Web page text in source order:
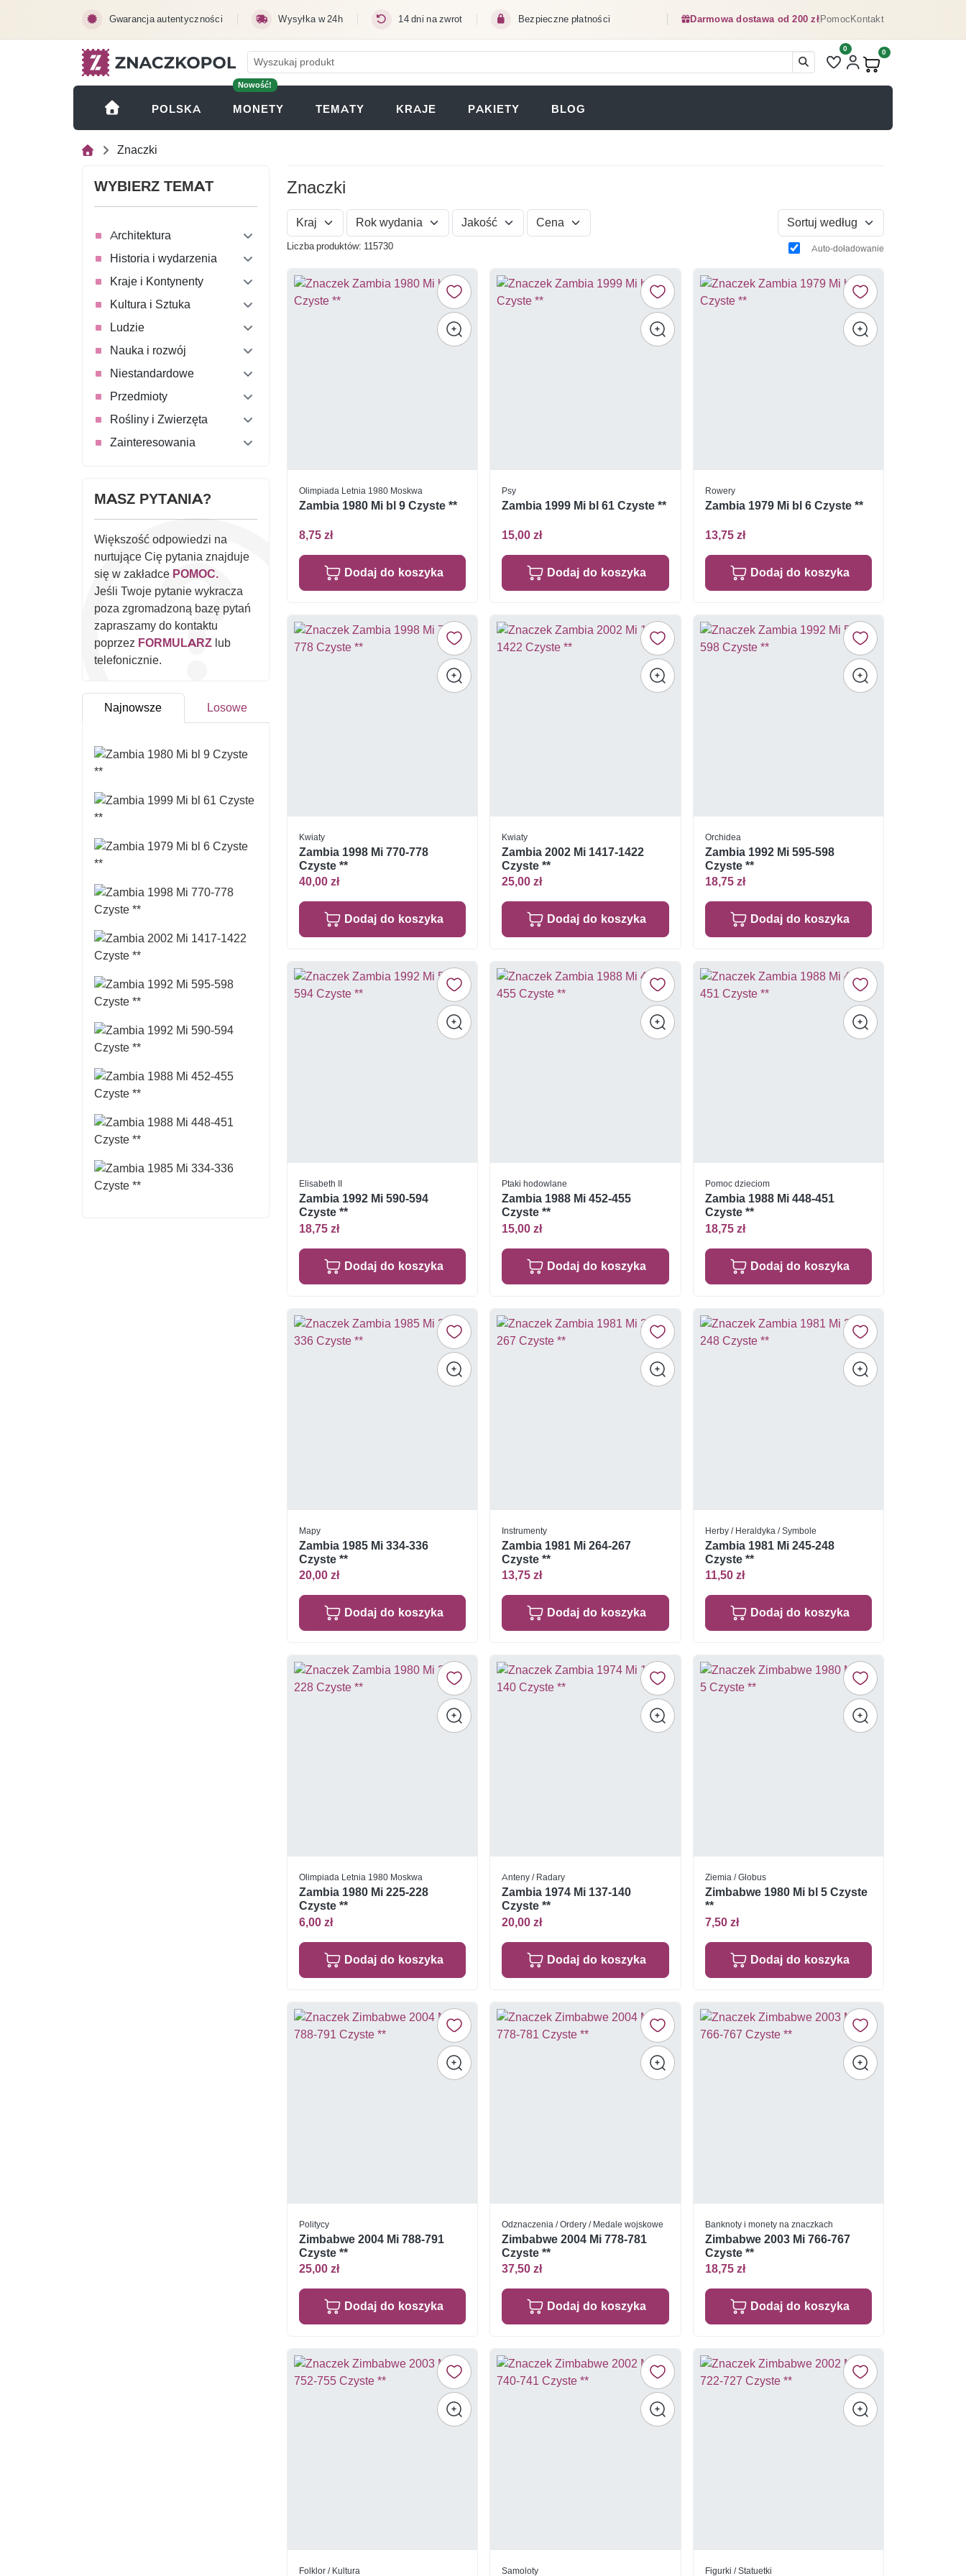
Gwarancja autentyczności Wysyłka w 24h 14 dni na zwrot Bezpieczne płatności Darmowa dostawa od 200 złPomocKontakt
Liczba pozycji na liście
0
Produkty w koszyku:
0
POLSKA
Nowość!
MONETY (OTWIERA SIĘ W NOWEJ KARCIE)
TEMATY KRAJE PAKIETY BLOG
Znaczki
WYBIERZ TEMAT
Architektura
Historia i wydarzenia
Kraje i Kontynenty
Kultura i Sztuka
Ludzie
Nauka i rozwój
Niestandardowe
Przedmioty
Rośliny i Zwierzęta
Zainteresowania
MASZ PYTANIA?
Większość odpowiedzi na
nurtujące Cię pytania znajduje
się w zakładce POMOC.
Jeśli Twoje pytanie wykracza
poza zgromadzoną bazę pytań
zapraszamy do kontaktu
poprzez FORMULARZ lub
telefonicznie.
Najnowsze Losowe
Znaczki
Kraj Rok wydania Jakość Cena Sortuj według
Liczba produktów: 115730 Auto-doładowanie
Olimpiada Letnia 1980 Moskwa
Zambia 1980 Mi bl 9 Czyste **
8,75 zł
Dodaj do koszyka
Psy
Zambia 1999 Mi bl 61 Czyste **
15,00 zł
Dodaj do koszyka
Rowery
Zambia 1979 Mi bl 6 Czyste **
13,75 zł
Dodaj do koszyka
Kwiaty
Zambia 1998 Mi 770-778
Czyste **
40,00 zł
Dodaj do koszyka
Kwiaty
Zambia 2002 Mi 1417-1422
Czyste **
25,00 zł
Dodaj do koszyka
Orchidea
Zambia 1992 Mi 595-598
Czyste **
18,75 zł
Dodaj do koszyka
Elisabeth II
Zambia 1992 Mi 590-594
Czyste **
18,75 zł
Dodaj do koszyka
Ptaki hodowlane
Zambia 1988 Mi 452-455
Czyste **
15,00 zł
Dodaj do koszyka
Pomoc dzieciom
Zambia 1988 Mi 448-451
Czyste **
18,75 zł
Dodaj do koszyka
Mapy
Zambia 1985 Mi 334-336
Czyste **
20,00 zł
Dodaj do koszyka
Instrumenty
Zambia 1981 Mi 264-267
Czyste **
13,75 zł
Dodaj do koszyka
Herby / Heraldyka / Symbole
Zambia 1981 Mi 245-248
Czyste **
11,50 zł
Dodaj do koszyka
Olimpiada Letnia 1980 Moskwa
Zambia 1980 Mi 225-228
Czyste **
6,00 zł
Dodaj do koszyka
Anteny / Radary
Zambia 1974 Mi 137-140
Czyste **
20,00 zł
Dodaj do koszyka
Ziemia / Globus
Zimbabwe 1980 Mi bl 5 Czyste
**
7,50 zł
Dodaj do koszyka
Politycy
Zimbabwe 2004 Mi 788-791
Czyste **
25,00 zł
Dodaj do koszyka
Odznaczenia / Ordery / Medale wojskowe
Zimbabwe 2004 Mi 778-781
Czyste **
37,50 zł
Dodaj do koszyka
Banknoty i monety na znaczkach
Zimbabwe 2003 Mi 766-767
Czyste **
18,75 zł
Dodaj do koszyka
Folklor / Kultura Samoloty Figurki / Statuetki